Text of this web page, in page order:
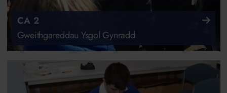
CA 2
Gweithgareddau Ysgol Gynradd